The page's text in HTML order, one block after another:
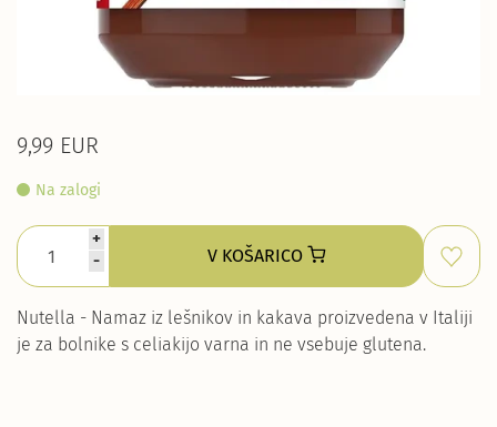
9,99 EUR
Na zalogi
+
-
V KOŠARICO
Nutella - Namaz iz lešnikov in kakava proizvedena v Italiji
je za bolnike s celiakijo varna in ne vsebuje glutena.